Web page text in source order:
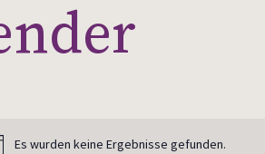
Es wurden keine Ergebnisse gefunden.